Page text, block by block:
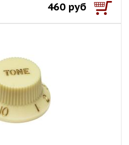
460 руб